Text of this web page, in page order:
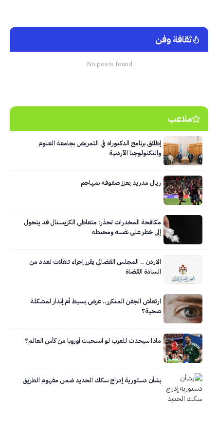
ثقافة وفن
No posts found.
ملاعب
إطلاق برنامج الدكتوراه في التمريض بجامعة العلوم
والتكنولوجيا الأردنية
ريال مدريد يعزز صفوفه بمهاجم
مكافحة المخدرات تحذر: متعاطي الكريستال قد يتحول
إلى خطر على نفسه ومحيطه
الاردن .. المجلس القضائي يقرر إجراء تنقلات لعدد من
السادة القضاة
ارتعاش الجفن المتكرر.. عرض بسيط أم إنذار لمشكلة
صحية؟
ماذا سيحدث للعرب لو انسحبت أوروبا من كأس العالم؟
بشأن دستورية إدراج سكك الحديد ضمن مفهوم الطريق